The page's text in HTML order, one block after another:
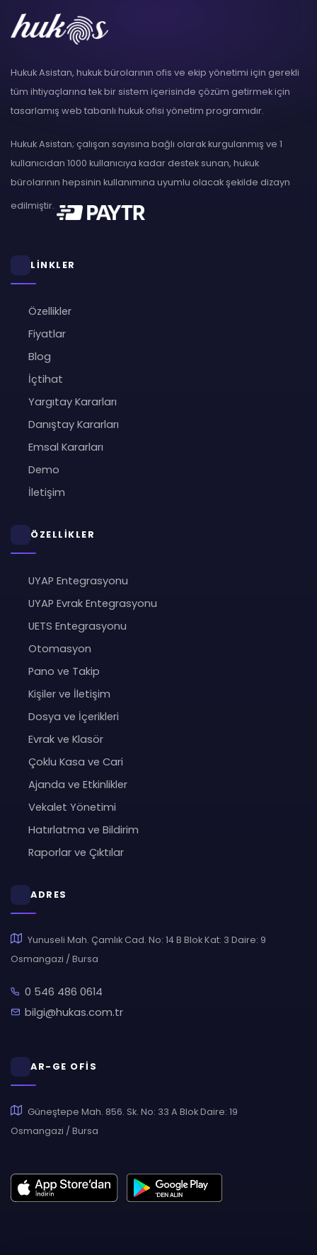
Hukuk Asistan, hukuk bürolarının ofis ve ekip yönetimi için gerekli
tüm ihtiyaçlarına tek bir sistem içerisinde çözüm getirmek için
tasarlamış web tabanlı hukuk ofisi yönetim programıdır.
Hukuk Asistan; çalışan sayısına bağlı olarak kurgulanmış ve 1
kullanıcıdan 1000 kullanıcıya kadar destek sunan, hukuk
bürolarının hepsinin kullanımına uyumlu olacak şekilde dizayn
edilmiştir.
LİNKLER
Özellikler
Fiyatlar
Blog
İçtihat
Yargıtay Kararları
Danıştay Kararları
Emsal Kararları
Demo
İletişim
ÖZELLİKLER
UYAP Entegrasyonu
UYAP Evrak Entegrasyonu
UETS Entegrasyonu
Otomasyon
Pano ve Takip
Kişiler ve İletişim
Dosya ve İçerikleri
Evrak ve Klasör
Çoklu Kasa ve Cari
Ajanda ve Etkinlikler
Vekalet Yönetimi
Hatırlatma ve Bildirim
Raporlar ve Çıktılar
ADRES
Yunuseli Mah. Çamlık Cad. No: 14 B Blok Kat: 3 Daire: 9
Osmangazi / Bursa
0 546 486 0614
bilgi@hukas.com.tr
AR-GE OFİS
Güneştepe Mah. 856. Sk. No: 33 A Blok Daire: 19
Osmangazi / Bursa